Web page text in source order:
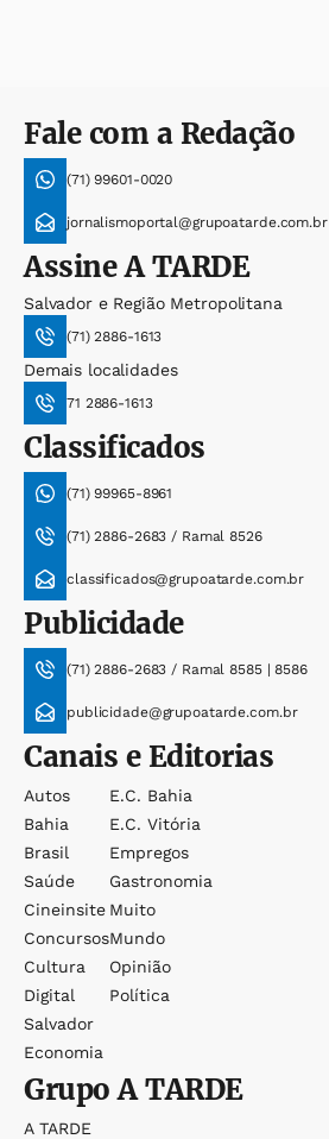
Fale com a Redação
(71) 99601-0020
jornalismoportal@grupoatarde.com.br
AssineA TARDE
Salvador e Região Metropolitana
(71) 2886-1613
Demais localidades
71 2886-1613
Classificados
(71) 99965-8961
(71) 2886-2683 / Ramal 8526
classificados@grupoatarde.com.br
Publicidade
(71) 2886-2683 / Ramal 8585 | 8586
publicidade@grupoatarde.com.br
Canais e Editorias
Autos
Bahia
Brasil
Saúde
Cineinsite
Concursos
Cultura
Digital
Salvador
Economia
E.c. Bahia
E.c. Vitória
Empregos
Gastronomia
Muito
Mundo
Opinião
Política
GrupoA TARDE
A TARDE